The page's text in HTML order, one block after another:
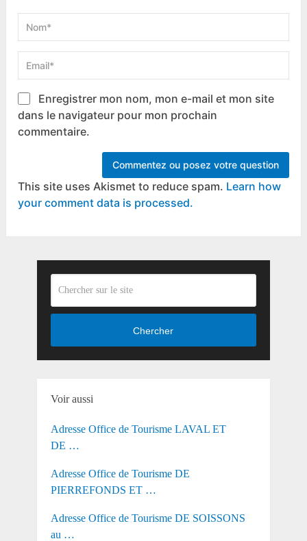
Enregistrer mon nom, mon e-mail et mon site
dans le navigateur pour mon prochain
commentaire.
This site uses Akismet to reduce spam. Learn how
your comment data is processed.
Chercher
Voir aussi
Adresse Office de Tourisme LAVAL ET
DE …
Adresse Office de Tourisme DE
PIERREFONDS ET …
Adresse Office de Tourisme DE SOISSONS
au …